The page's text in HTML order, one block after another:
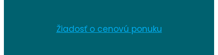
Žiadosť o cenovú ponuku